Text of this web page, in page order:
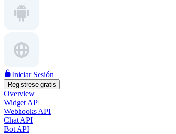
Iniciar Sesión
Regístrese gratis
Overview
Widget API
Webhooks API
Chat API
Bot API